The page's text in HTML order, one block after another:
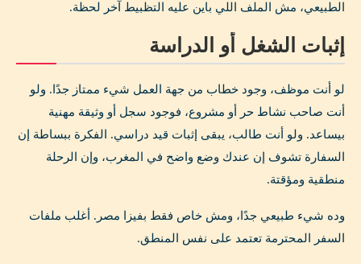
الطبيعي، مش الملف اللي باين عليه التظبيط آخر لحظة.
إثبات الشغل أو الدراسة
لو أنت موظف، وجود خطاب من جهة العمل شيء ممتاز جدًا. ولو
أنت صاحب نشاط حر أو مشروع، فوجود سجل أو وثيقة مهنية
بيساعد. ولو أنت طالب، يبقى إثبات قيد دراسي. الفكرة ببساطة إن
السفارة تشوف إن عندك وضع واضح في المغرب، وإن الرحلة
منطقية ومؤقتة.
وده شيء طبيعي جدًا، ومش خاص فقط بفيزا مصر. أغلب ملفات
السفر المحترمة تعتمد على نفس المنطق.